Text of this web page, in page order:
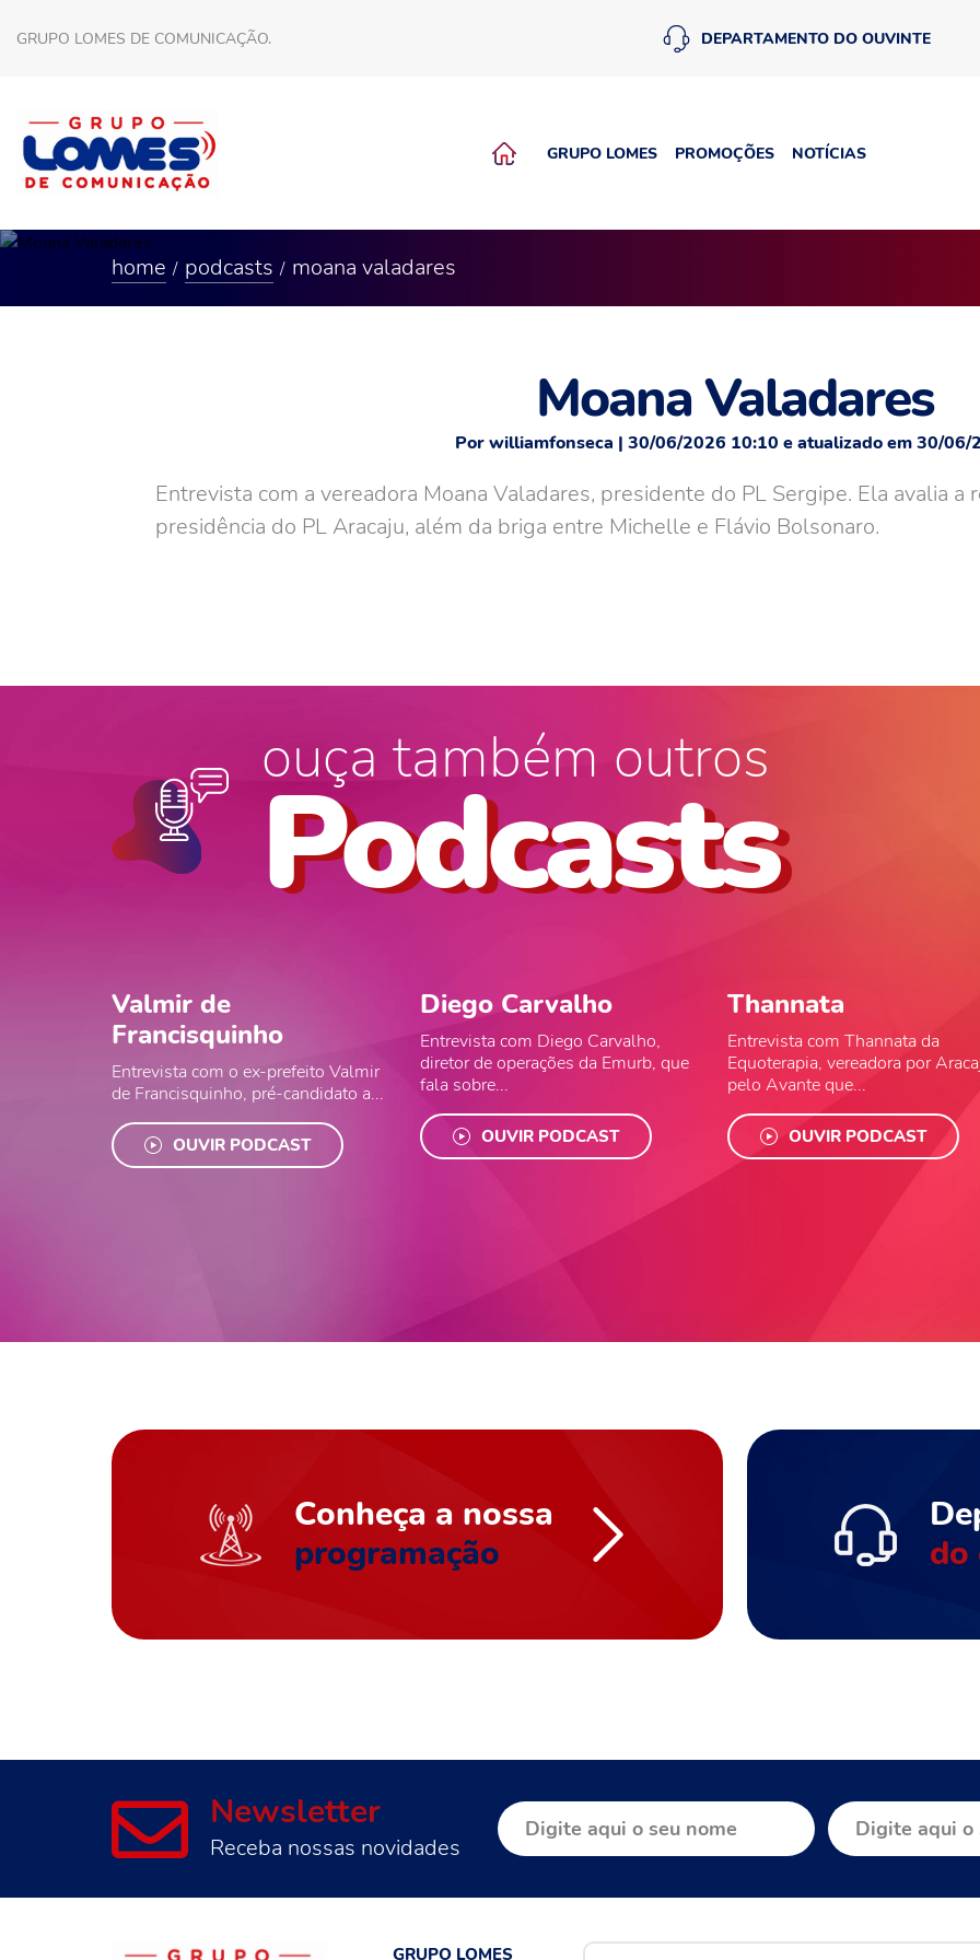
GRUPO LOMES DE COMUNICAÇÃO. DEPARTAMENTO DO OUVINTE
GRUPO LOMES PROMOÇÕES NOTÍCIAS
home podcasts moana valadares
Moana Valadares
Por williamfonseca | 30/06/2026 10:10 e atualizado em 30/06/
Entrevista com a vereadora Moana Valadares, presidente do PL Sergipe. Ela avalia a
presidência do PL Aracaju, além da briga entre Michelle e Flávio Bolsonaro.
ouça também outros
Podcasts
Valmir de
Francisquinho
Entrevista com o ex-prefeito Valmir
de Francisquinho, pré-candidato a...
OUVIR PODCAST
Diego Carvalho
Entrevista com Diego Carvalho,
diretor de operações da Emurb, que
fala sobre...
OUVIR PODCAST
Thannata
Entrevista com Thannata da
Equoterapia, vereadora por
pelo Avante que...
OUVIR PODCAST
Conheça a nossa
programação
do
Newsletter
Receba nossas novidades
GRUPO LOMES